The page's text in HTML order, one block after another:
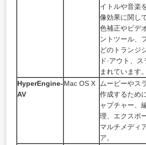
イトルや音楽
像効果に関し
色補正やビデ
ントツール、
どのトランジ
ド·アウト、
まれています。
HyperEngine-
AV
Mac OS X
ムービーやス
作成するため
ャプチャー、
理、エクスポ
マルチメディ
ア。